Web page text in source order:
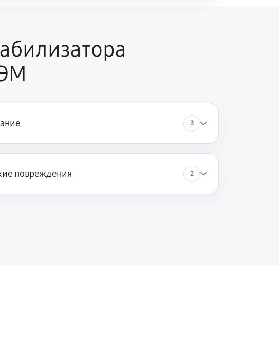
3
повреждения 2